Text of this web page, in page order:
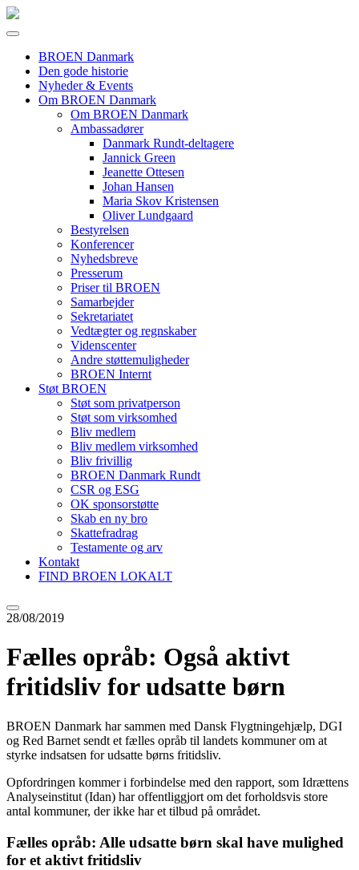
BROEN Danmark
Den gode historie
Nyheder & Events
Om BROEN Danmark
Om BROEN Danmark
Ambassadører
Danmark Rundt-deltagere
Jannick Green
Jeanette Ottesen
Johan Hansen
Maria Skov Kristensen
Oliver Lundgaard
Bestyrelsen
Konferencer
Nyhedsbreve
Presserum
Priser til BROEN
Samarbejder
Sekretariatet
Vedtægter og regnskaber
Videnscenter
Andre støttemuligheder
BROEN Internt
Støt BROEN
Støt som privatperson
Støt som virksomhed
Bliv medlem
Bliv medlem virksomhed
Bliv frivillig
BROEN Danmark Rundt
CSR og ESG
OK sponsorstøtte
Skab en ny bro
Skattefradrag
Testamente og arv
Kontakt
FIND BROEN LOKALT
28/08/2019
Fælles opråb: Også aktivt
fritidsliv for udsatte børn
BROEN Danmark har sammen med Dansk Flygtningehjælp, DGI
og Red Barnet sendt et fælles opråb til landets kommuner om at
styrke indsatsen for udsatte børns fritidsliv.
Opfordringen kommer i forbindelse med den rapport, som Idrættens
Analyseinstitut (Idan) har offentliggjort om det forholdsvis store
antal kommuner, der ikke har et tilbud på området.
Fælles opråb: Alle udsatte børn skal have mulighed
for et aktivt fritidsliv